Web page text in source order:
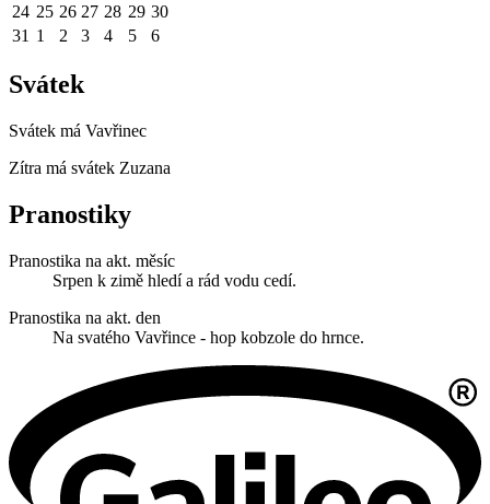
24 25 26 27 28 29 30
31 1 2 3 4 5 6
Svátek
Svátek má Vavřinec
Zítra má svátek Zuzana
Pranostiky
Pranostika na akt. měsíc
Srpen k zimě hledí a rád vodu cedí.
Pranostika na akt. den
Na svatého Vavřince - hop kobzole do hrnce.